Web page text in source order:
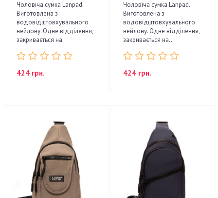
Чоловіча сумка Lanpad.
Виготовлена з
водовідштовхувального
нейлону. Одне відділення,
закривається на..
424 грн.
Чоловіча сумка Lanpad.
Виготовлена з
водовідштовхувального
нейлону. Одне відділення,
закривається на..
424 грн.